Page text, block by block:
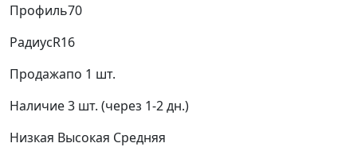
Профиль70
РадиусR16
Продажапо 1 шт.
Наличие3 шт. (через 1-2 дн.)
Низкая Высокая Средняя